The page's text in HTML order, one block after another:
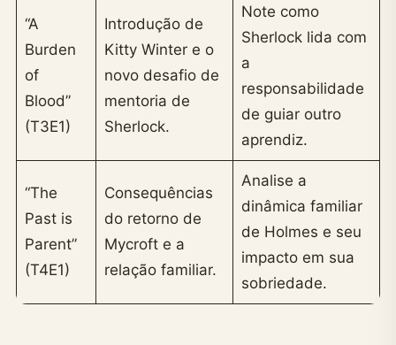
“A
Burden
of
Blood”
(T3E1)
Introdução de
Kitty Winter e o
novo desafio de
mentoria de
Sherlock.
Note como
Sherlock lida com
a
responsabilidade
de guiar outro
aprendiz.
“The
Past is
Parent”
(T4E1)
Consequências
do retorno de
Mycroft e a
relação familiar.
Analise a
dinâmica familiar
de Holmes e seu
impacto em sua
sobriedade.